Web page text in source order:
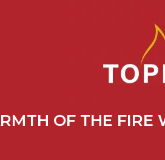
OF THE FIRE